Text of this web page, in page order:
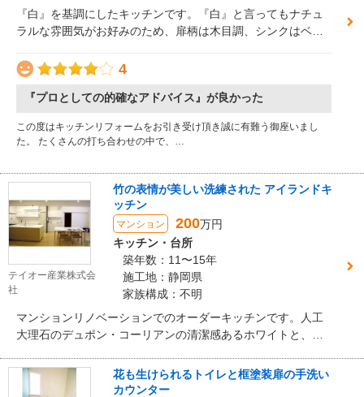
『白』を基調にしたキッチンです。『白』と言ってもナチュ
ラルな雰囲気がお好みのため、扉柄は木目調、シンクはベー
チンに仕上がりました。
4
『プロとしての的確なアドバイス』が良かった
この度はキッチンリフォームをお引き受け頂き誠に有難う御座いまし
た。 たくさんの打ち合わせの中で、…
テイオー産業株式会
社
竹の表情が美しい洗練された アイランドキ
ッチン
マンション 200万円
キッチン・台所
築年数：11〜15年
施工地：静岡県
家族構成：不明
マンションリノベーションでのオーダーキッチンです。人工
大理石のデュポン・コーリアンの清潔感あるホワイトと、竹
ます。
花も生けられるトイレと框塗装扉の手洗い
カウンター